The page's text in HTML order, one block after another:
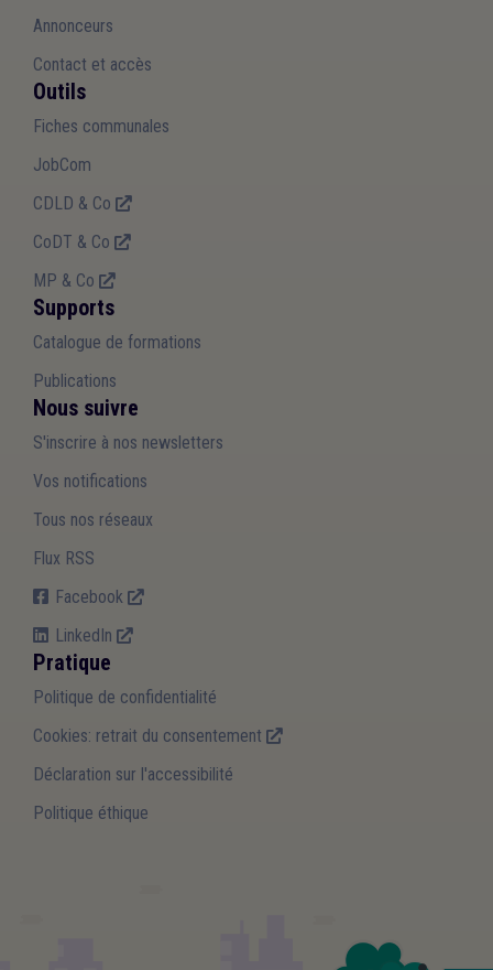
Annonceurs
Contact et accès
Outils
Fiches communales
JobCom
CDLD & Co
CoDT & Co
MP & Co
Supports
Catalogue de formations
Publications
Nous suivre
S'inscrire à nos newsletters
Vos notifications
Tous nos réseaux
Flux RSS
Facebook
LinkedIn
Pratique
Politique de confidentialité
Cookies: retrait du consentement
Déclaration sur l'accessibilité
Politique éthique